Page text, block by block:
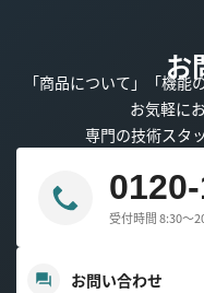
お
「商品について」「機能
お気軽に
専門の技術スタ
受付時間 8:30～
お問い合わせ